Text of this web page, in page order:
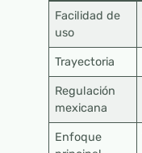
Facilidad de
uso
Trayectoria
Regulación
mexicana
Enfoque